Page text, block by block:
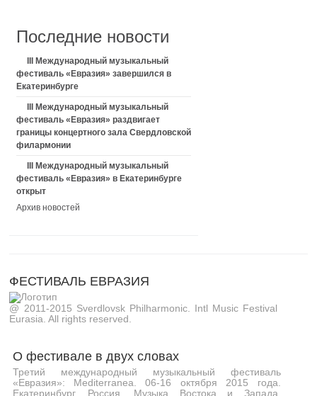
Последние новости
III Международный музыкальный
фестиваль «Евразия» завершился в
Екатеринбурге
III Международный музыкальный
фестиваль «Евразия» раздвигает
границы концертного зала Свердловской
филармонии
III Международный музыкальный
фестиваль «Евразия» в Екатеринбурге
открыт
Архив новостей
ФЕСТИВАЛЬ ЕВРАЗИЯ
@ 2011-2015 Sverdlovsk Philharmonic. Intl Music Festival
Eurasia. All rights reserved.
О фестивале в двух словах
Третий международный музыкальный фестиваль
«Евразия»: Mediterranea. 06-16 октября 2015 года.
Екатеринбург, Россия. Музыка Востока и Запада,